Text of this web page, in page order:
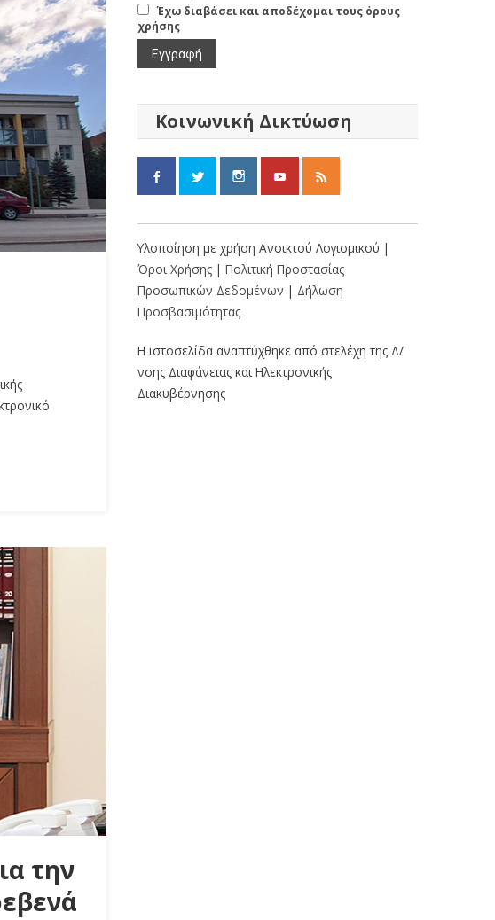
την
Έχω διαβάσει και αποδέχομαι τους όρους
χρήσης
Κοινωνική Δικτύωση
Υλοποίηση με χρήση Ανοικτού Λογισμικού |
Όροι Χρήσης |Πολιτική Προστασίας
Προσωπικών Δεδομένων | Δήλωση
Προσβασιμότητας
Η ιστοσελίδα αναπτύχθηκε από στελέχη της Δ/
νσης Διαφάνειας και Ηλεκτρονικής
Διακυβέρνησης